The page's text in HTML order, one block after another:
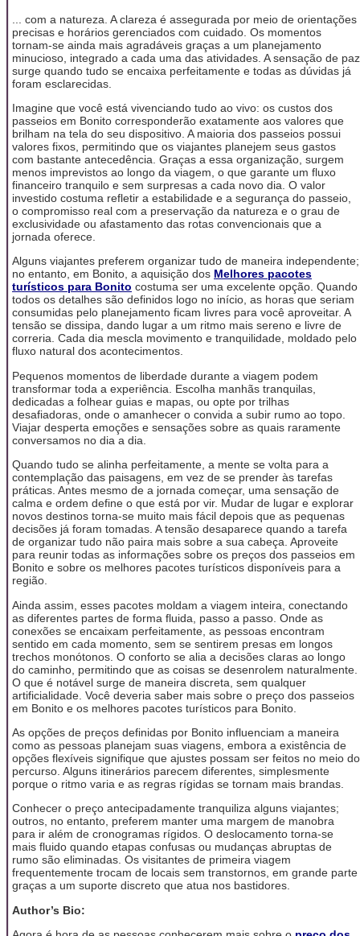
... com a natureza. A clareza é assegurada por meio de orientações
precisas e horários gerenciados com cuidado. Os momentos
tornam-se ainda mais agradáveis graças a um planejamento
minucioso, integrado a cada uma das atividades. A sensação de paz
surge quando tudo se encaixa perfeitamente e todas as dúvidas já
foram esclarecidas.
Imagine que você está vivenciando tudo ao vivo: os custos dos
passeios em Bonito corresponderão exatamente aos valores que
brilham na tela do seu dispositivo. A maioria dos passeios possui
valores fixos, permitindo que os viajantes planejem seus gastos
com bastante antecedência. Graças a essa organização, surgem
menos imprevistos ao longo da viagem, o que garante um fluxo
financeiro tranquilo e sem surpresas a cada novo dia. O valor
investido costuma refletir a estabilidade e a segurança do passeio,
o compromisso real com a preservação da natureza e o grau de
exclusividade ou afastamento das rotas convencionais que a
jornada oferece.
Alguns viajantes preferem organizar tudo de maneira independente;
no entanto, em Bonito, a aquisição dos Melhores pacotes
turísticos para Bonito costuma ser uma excelente opção. Quando
todos os detalhes são definidos logo no início, as horas que seriam
consumidas pelo planejamento ficam livres para você aproveitar. A
tensão se dissipa, dando lugar a um ritmo mais sereno e livre de
correria. Cada dia mescla movimento e tranquilidade, moldado pelo
fluxo natural dos acontecimentos.
Pequenos momentos de liberdade durante a viagem podem
transformar toda a experiência. Escolha manhãs tranquilas,
dedicadas a folhear guias e mapas, ou opte por trilhas
desafiadoras, onde o amanhecer o convida a subir rumo ao topo.
Viajar desperta emoções e sensações sobre as quais raramente
conversamos no dia a dia.
Quando tudo se alinha perfeitamente, a mente se volta para a
contemplação das paisagens, em vez de se prender às tarefas
práticas. Antes mesmo de a jornada começar, uma sensação de
calma e ordem define o que está por vir. Mudar de lugar e explorar
novos destinos torna-se muito mais fácil depois que as pequenas
decisões já foram tomadas. A tensão desaparece quando a tarefa
de organizar tudo não paira mais sobre a sua cabeça. Aproveite
para reunir todas as informações sobre os preços dos passeios em
Bonito e sobre os melhores pacotes turísticos disponíveis para a
região.
Ainda assim, esses pacotes moldam a viagem inteira, conectando
as diferentes partes de forma fluida, passo a passo. Onde as
conexões se encaixam perfeitamente, as pessoas encontram
sentido em cada momento, sem se sentirem presas em longos
trechos monótonos. O conforto se alia a decisões claras ao longo
do caminho, permitindo que as coisas se desenrolem naturalmente.
O que é notável surge de maneira discreta, sem qualquer
artificialidade. Você deveria saber mais sobre o preço dos passeios
em Bonito e os melhores pacotes turísticos para Bonito.
As opções de preços definidas por Bonito influenciam a maneira
como as pessoas planejam suas viagens, embora a existência de
opções flexíveis signifique que ajustes possam ser feitos no meio do
percurso. Alguns itinerários parecem diferentes, simplesmente
porque o ritmo varia e as regras rígidas se tornam mais brandas.
Conhecer o preço antecipadamente tranquiliza alguns viajantes;
outros, no entanto, preferem manter uma margem de manobra
para ir além de cronogramas rígidos. O deslocamento torna-se
mais fluido quando etapas confusas ou mudanças abruptas de
rumo são eliminadas. Os visitantes de primeira viagem
frequentemente trocam de locais sem transtornos, em grande parte
graças a um suporte discreto que atua nos bastidores.
Author’s Bio: